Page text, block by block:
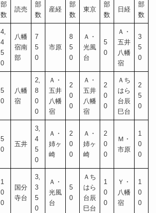
部
数
読売
部
数
産経
部
数
東京
部
数
日経
部
数
4,
4
5
0
八幡
宿南
部
7
5
0
市原
8
5
0
Ａ・
光風
台
5
0
Ａ・
五井
八幡
宿
3
5
0
5
0
八幡
宿
2,
8
0
0
Ａ・
五井
八幡
宿
2
0
0
Ａ・
五井
八幡
宿
2
0
0
Ａち
はら
台辰
巳台
2
5
0
5
0
五井
3,
4
5
0
Ａ・
姉ヶ
崎
2
0
0
Ａ・
姉ヶ
崎
2
0
0
Ｍ・
市原
1
0
0
1
0
0
国分
寺台
3,
3
5
0
Ａ・
光風
台
5
0
Ａち
はら
台辰
巳台
1
0
0
Ｙ・
八幡
宿
1
0
0